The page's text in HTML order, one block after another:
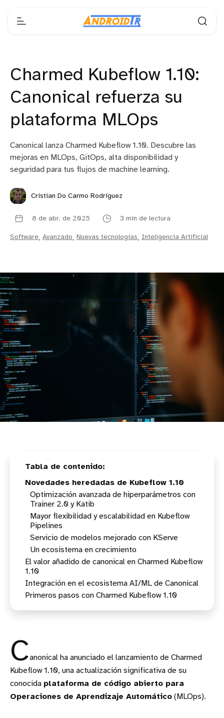
Charmed Kubeflow 1.10:
Canonical refuerza su
plataforma MLOps
Canonical lanza Charmed Kubeflow 1.10. Descubre las
mejoras en MLOps, GitOps, alta disponibilidad y
seguridad para tus flujos de machine learning.
Cristian Do Carmo Rodríguez
8 de abr. de 2025 3 min de lectura
Software, Avanzado, Nuevas tecnologías, Inteligencia Artificial
Novedades heredadas de Kubeflow 1.10
Optimización avanzada de hiperparámetros con
Trainer 2.0 y Katib
Mayor flexibilidad y escalabilidad en Kubeflow
Pipelines
Servicio de modelos mejorado con KServe
Un ecosistema en crecimiento
El valor añadido de canonical en Charmed Kubeflow
1.10
Gestión simplificada con GitOps
Mayor resiliencia y alta disponibilidad
Integración en el ecosistema AI/ML de Canonical
Primeros pasos con Charmed Kubeflow 1.10
Canonical ha anunciado el lanzamiento de Charmed
Kubeflow 1.10, una actualización significativa de su
conocida plataforma de código abierto para
Operaciones de Aprendizaje Automático (MLOps).